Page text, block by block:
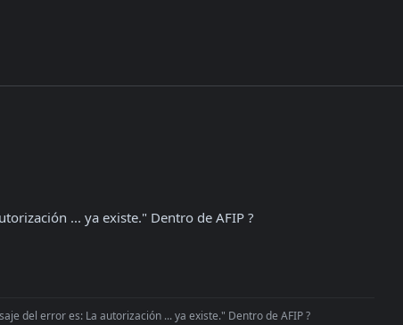
... ya existe." Dentro de AFIP ?
del error es: La autorización ... ya existe." Dentro de AFIP ?